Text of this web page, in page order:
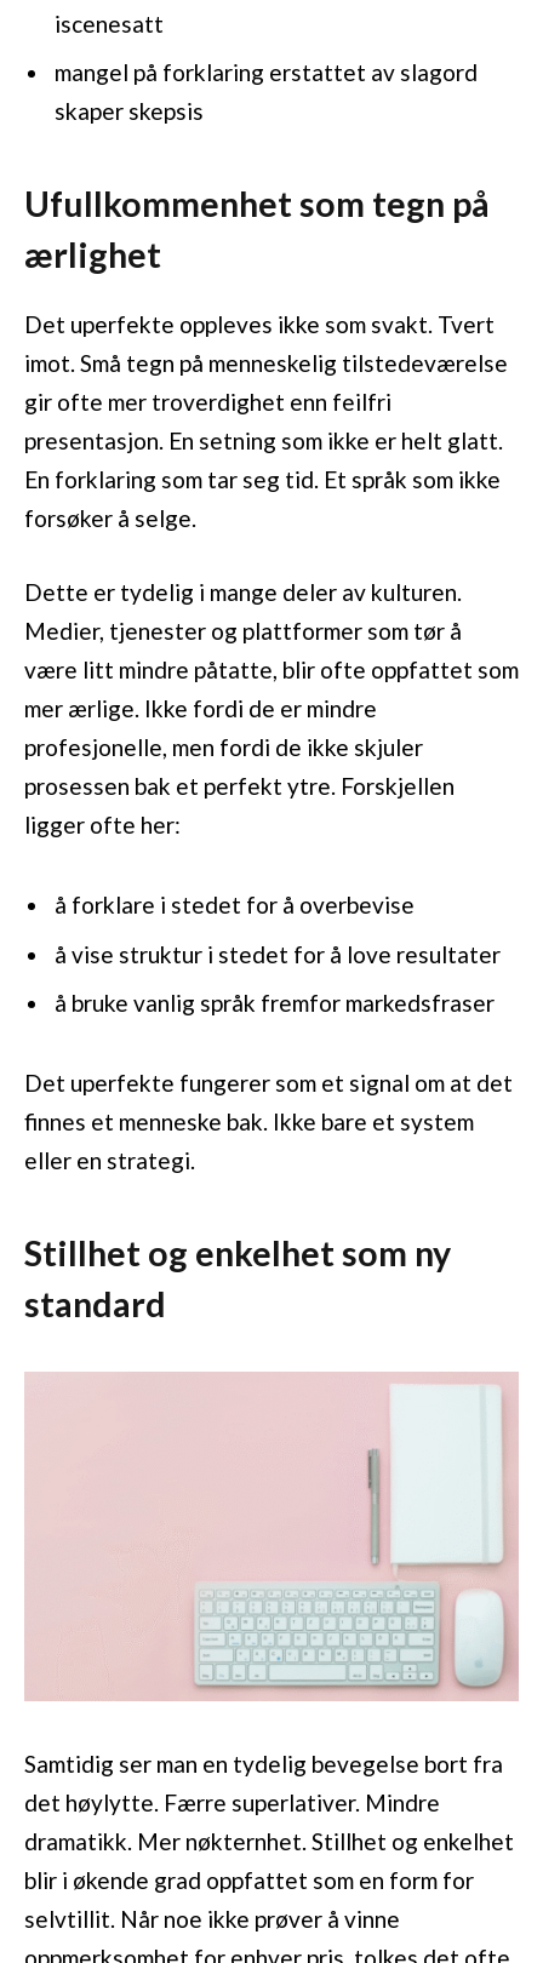
iscenesatt
mangel på forklaring erstattet av slagord
skaper skepsis
Ufullkommenhet som tegn på
ærlighet
Det uperfekte oppleves ikke som svakt. Tvert
imot. Små tegn på menneskelig tilstedeværelse
gir ofte mer troverdighet enn feilfri
presentasjon. En setning som ikke er helt glatt.
En forklaring som tar seg tid. Et språk som ikke
forsøker å selge.
Dette er tydelig i mange deler av kulturen.
Medier, tjenester og plattformer som tør å
være litt mindre påtatte, blir ofte oppfattet som
mer ærlige. Ikke fordi de er mindre
profesjonelle, men fordi de ikke skjuler
prosessen bak et perfekt ytre. Forskjellen
ligger ofte her:
å forklare i stedet for å overbevise
å vise struktur i stedet for å love resultater
å bruke vanlig språk fremfor markedsfraser
Det uperfekte fungerer som et signal om at det
finnes et menneske bak. Ikke bare et system
eller en strategi.
Stillhet og enkelhet som ny
standard
Samtidig ser man en tydelig bevegelse bort fra
det høylytte. Færre superlativer. Mindre
dramatikk. Mer nøkternhet. Stillhet og enkelhet
blir i økende grad oppfattet som en form for
selvtillit. Når noe ikke prøver å vinne
oppmerksomhet for enhver pris, tolkes det ofte